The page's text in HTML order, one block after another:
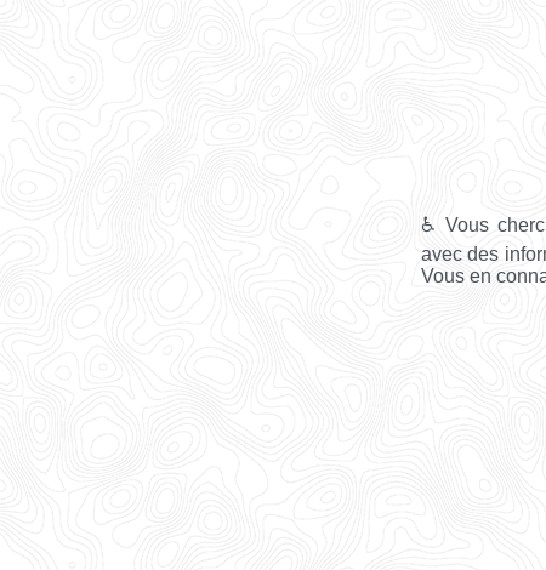
♿ Vous
avec des
Vous en